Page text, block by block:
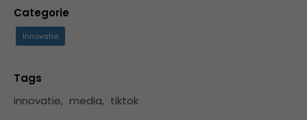
Categorie
Innovatie
Tags
innovatie, media, tiktok